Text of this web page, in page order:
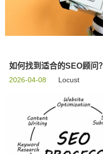
如何找到适合的SEO顾问？
2026-04-08 Locust